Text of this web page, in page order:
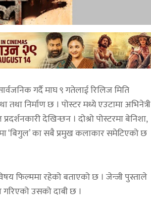
गर्दै माघ ९ गतेलाई रिलिज मिति
निर्माण छ । पोस्टर मध्ये एउटामा अभिनेत्री
देखिन्छन । दोश्रो पोस्टरमा बेनिशा,
‘बिगुल’ का सबै प्रमुख कलाकार समेटिएको छ
फिल्ममा रहेको बताएको छ । जेन्जी पुस्ताले
गरिएको उसको दाबी छ ।